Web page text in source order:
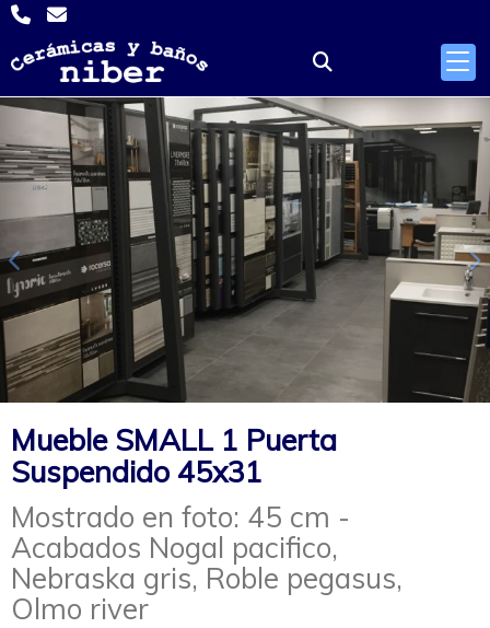
Anterior
Mueble SMALL 1 Puerta
Suspendido 45x31
Mostrado en foto: 45 cm -
Acabados Nogal pacifico,
Nebraska gris, Roble pegasus,
Olmo river